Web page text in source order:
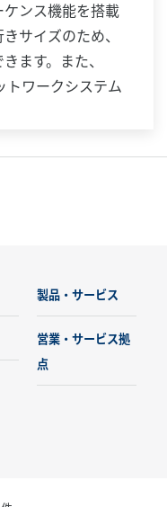
ンス機能を搭載
サイズのため、
ます。また、
ワークシステム
製品・サービス
営業・サービス拠
点